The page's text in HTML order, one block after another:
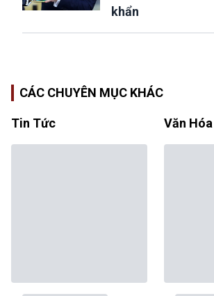
khẩn
CÁC CHUYÊN MỤC KHÁC
Tin Tức Văn Hóa